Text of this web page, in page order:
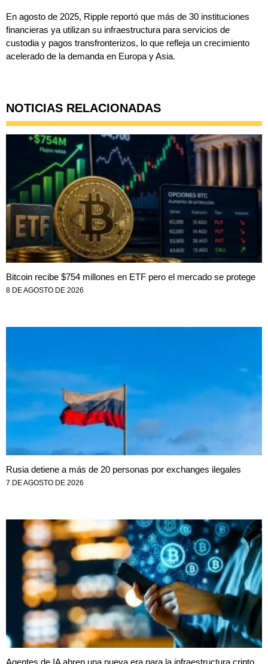
En agosto de 2025, Ripple reportó que más de 30 instituciones
financieras ya utilizan su infraestructura para servicios de
custodia y pagos transfronterizos, lo que refleja un crecimiento
acelerado de la demanda en Europa y Asia.
NOTICIAS RELACIONADAS
Bitcoin recibe $754 millones en ETF pero el mercado se protege
8 DE AGOSTO DE 2026
Rusia detiene a más de 20 personas por exchanges ilegales
7 DE AGOSTO DE 2026